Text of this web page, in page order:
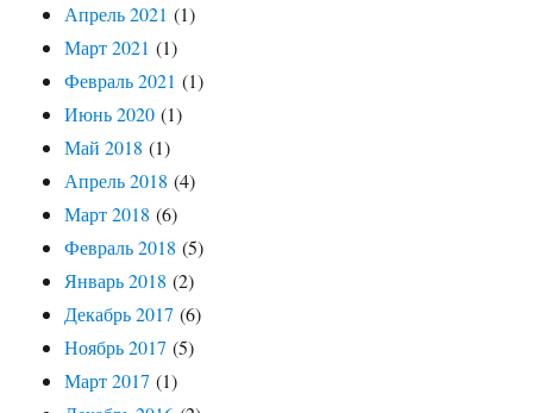
Апрель 2021 (1)
Март 2021 (1)
Февраль 2021 (1)
Июнь 2020 (1)
Май 2018 (1)
Апрель 2018 (4)
Март 2018 (6)
Февраль 2018 (5)
Январь 2018 (2)
Декабрь 2017 (6)
Ноябрь 2017 (5)
Март 2017 (1)